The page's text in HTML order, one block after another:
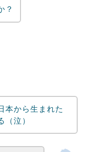
？
本から生まれた
（泣）